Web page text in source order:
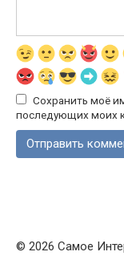
Сохранить моё
последующих моих
© 2026 Самое